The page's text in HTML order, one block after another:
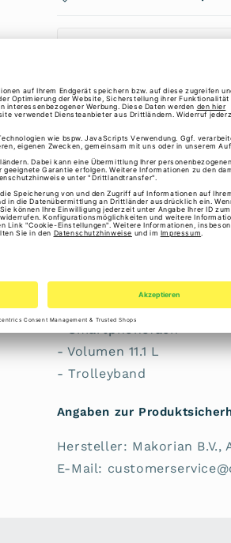
ℹ️ Gesetzliche
Erstmal Freunde oder
Laptoptasche Levanto
- abnehmbarer
- Reißverschluss
- 2 Reißverschlusstaschen
- Laptopfach 14 Zoll
- Organizer
- Smartphonefach
- Volumen 11.1 L
- Trolleyband
Angaben zur
Hersteller: Makorian B.V.,
E-Mail: